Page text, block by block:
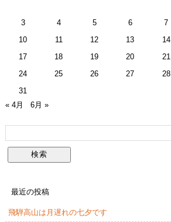
3
4 5 6 7
10
11 12 13 14
17
18 19 20 21
24
25 26 27 28
31
« 4月
6月 »
最近の投稿
飛騨高山は月遅れの七夕です